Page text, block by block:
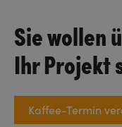
Sie wollen
Ihr Projekt
Kaffee-Termin